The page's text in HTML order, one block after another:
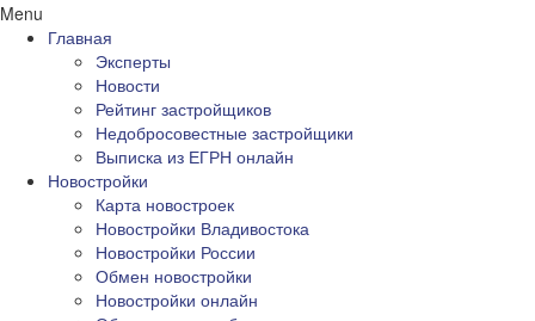
Menu
Главная
Эксперты
Новости
Рейтинг застройщиков
Недобросовестные застройщики
Выписка из ЕГРН онлайн
Новостройки
Карта новостроек
Новостройки Владивостока
Новостройки России
Обмен новостройки
Новостройки онлайн